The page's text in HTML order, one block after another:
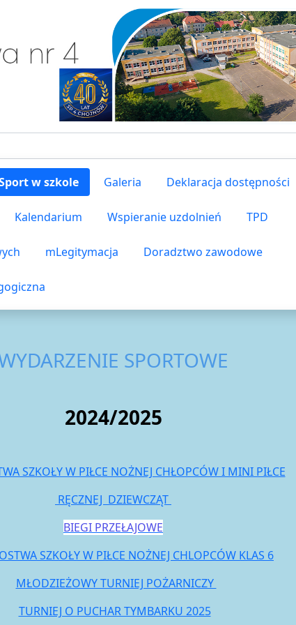
w szkole Galeria Deklaracja dostępności
Kalendarium Wspieranie uzdolnień TPD
mLegitymacja Doradztwo zawodowe
SPORTOWE
2024/2025
SZKOŁY W PIŁCE NOŻNEJ CHŁOPCÓW I MINI PIŁCE
RĘCZNEJ DZIEWCZĄT
BIEGI PRZEŁAJOWE
SZKOŁY W PIŁCE NOŻNEJ CHLOPCÓW KLAS 6
MŁODZIEŻOWY TURNIEJ POŻARNICZY
TURNIEJ O PUCHAR TYMBARKU 2025